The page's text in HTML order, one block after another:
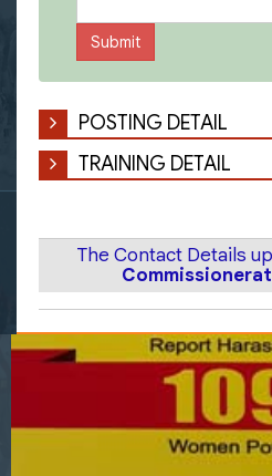
POSTING DETAIL
TRAINING DETAIL
The Contact Details